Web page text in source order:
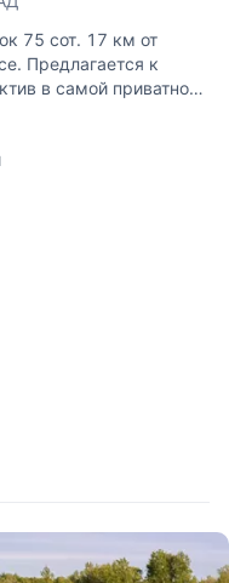
75 сот. 17 км от
Предлагается к
в самой приватной
поселка
сосны и абсолютное